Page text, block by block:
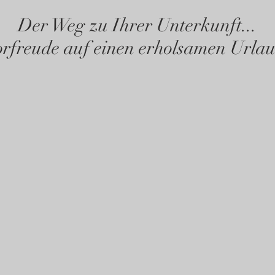
Der Weg zu Ihrer Unterkunft...
auf einen erholsamen